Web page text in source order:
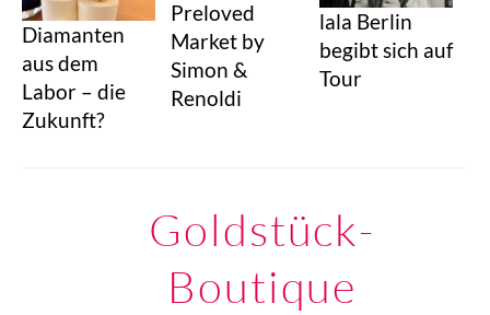
Diamanten
aus dem
Labor – die
Zukunft?
Preloved
Market by
Simon &
Renoldi
lala Berlin
begibt sich auf
Tour
Goldstück-
Boutique